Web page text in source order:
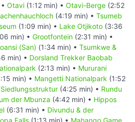
Otavi (1:12 min) • Otavi-Berge (2:52
(4:19 min) • Tsumeb
(1:09 min) • Lake Otjikoto (3:36
min) • Grootfontein (2:31 min) •
(San) (1:34 min) • Tsumkwe &
min) • Dorsland Trekker Baobab
(2:13 min) • Mururani
min) • Mangetti Nationalpark (1:52
(4:25 min) • Rundu
der Mbunza (4:42 min) • Hippos
(6:31 min) • Divundu & der
Falls (1:13 min) • Mahango Game